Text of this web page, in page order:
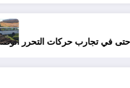
التحرر الوطني